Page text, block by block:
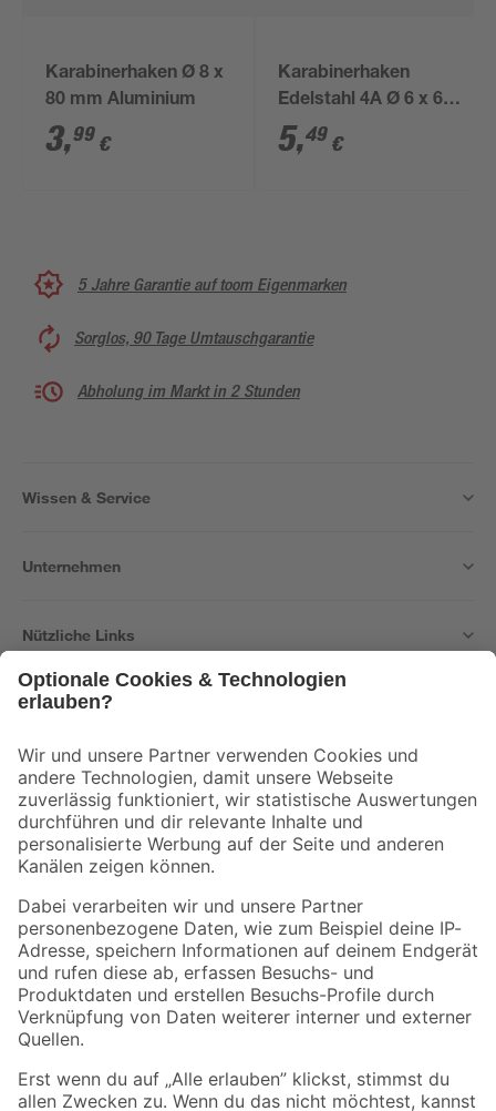
Karabinerhaken Ø 8 x
80 mm Aluminium
3,99 €
Karabinerhaken
Edelstahl 4A Ø 6 x 60
mm
5,49 €
5 Jahre Garantie auf toom Eigenmarken
Sorglos, 90 Tage Umtauschgarantie
Abholung im Markt in 2 Stunden
Wissen & Service
Unternehmen
Nützliche Links
Der toom Newsletter: Keine Angebote und Aktionen mehr verpassen!
Zur Newsletter Anmeldung
Folge uns
Zahlungsarten Versandarten
Sicher einkaufen